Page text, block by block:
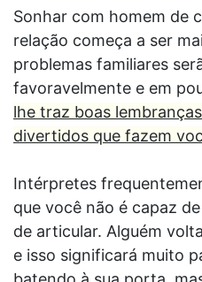
Sonhar com homem de
relação começa a ser
problemas familiares
favoravelmente e em
lhe traz boas
divertidos que fazem
Intérpretes
que você não é capaz
de articular. Alguém
e isso significará muito